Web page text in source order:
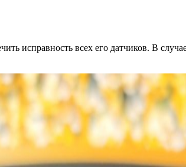
исправность всех его датчиков. В